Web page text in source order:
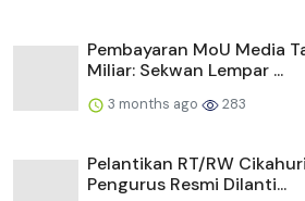
Pembayaran MoU Media
Miliar: Sekwan Lempar ...
3 months ago 283
Pelantikan RT/RW
Pengurus Resmi Dilanti...